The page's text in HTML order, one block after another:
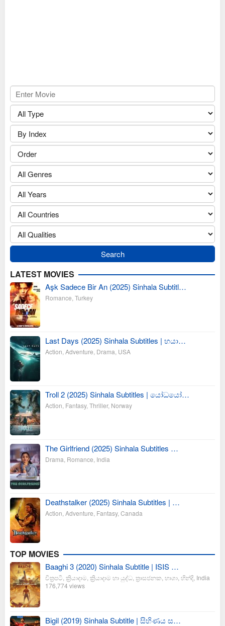
LATEST MOVIES
Aşk Sadece Bir An (2025) Sinhala Subtitl…
Romance Turkey
Last Days (2025) Sinhala Subtitles | භයා…
Action Adventure Drama USA
Troll 2 (2025) Sinhala Subtitles | යෝධයෝ…
Action Fantasy, Thriller, Norway
The Girlfriend (2025) Sinhala Subtitles …
Drama Romance India
Deathstalker (2025) Sinhala Subtitles | …
Action Adventure Fantasy, Canada
TOP MOVIES
Baaghi 3 (2020) Sinhala Subtitle | ISIS …
චිත්‍රපටි ක්‍රියාදාම ක්‍රියාදාම හා යුද්ධ ත්‍රාසජනක භාශා හින්දි India
176,774 views
Bigil (2019) Sinhala Subtitle | සිහිණය ස…